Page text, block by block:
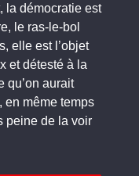
la démocratie est
le ras-le-bol
elle est l’objet
et détesté à la
qu’on aurait
en même temps
peine de la voir